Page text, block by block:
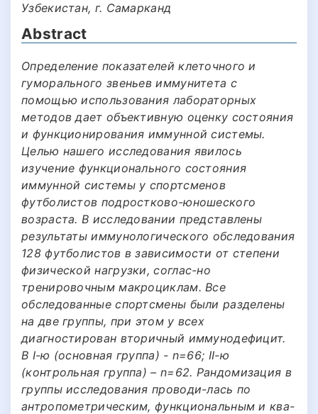
Узбекистан, г. Самарканд
Abstract
Определение показателей клеточного и
гуморального звеньев иммунитета с
помощью использования лабораторных
методов дает объективную оценку состояния
и функционирования иммунной системы.
Целью нашего исследования явилось
изучение функционального состояния
иммунной системы у спортсменов
футболистов подростково-юношеского
возраста. В исследовании представлены
результаты иммунологического обследования
128 футболистов в зависимости от степени
физической нагрузки, соглас-но
тренировочным макроциклам. Все
обследованные спортсмены были разделены
на две группы, при этом у всех
диагностирован вторичный иммунодефицит.
В I-ю (основная группа) - n=66; II-ю
(контрольная группа) – n=62. Рандомизация в
группы исследования проводи-лась по
антропометрическим, функциональным и ква-